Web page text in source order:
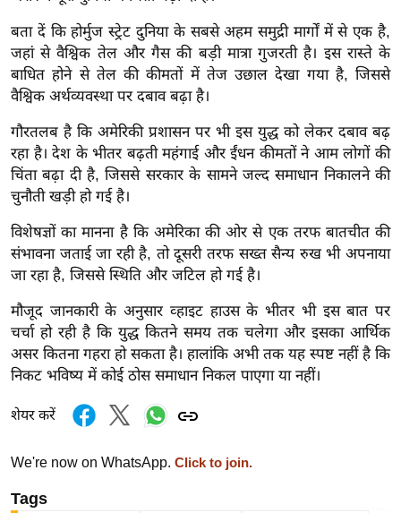
इं
डि
या
हि
त्य
ज
ग
त
ऑ
टो
व
र्ल्ड
न्यू
ज
ब्री
म
रं
बता दें कि होर्मुज स्ट्रेट दुनिया के सबसे अहम समुद्री मार्गों में से एक है,
जहां से वैश्विक तेल और गैस की बड़ी मात्रा गुजरती है। इस रास्ते के
बाधित होने से तेल की कीमतों में तेज उछाल देखा गया है, जिससे
वैश्विक अर्थव्यवस्था पर दबाव बढ़ा है।
गौरतलब है कि अमेरिकी प्रशासन पर भी इस युद्ध को लेकर दबाव बढ़
रहा है। देश के भीतर बढ़ती महंगाई और ईंधन कीमतों ने आम लोगों की
चिंता बढ़ा दी है, जिससे सरकार के सामने जल्द समाधान निकालने की
चुनौती खड़ी हो गई है।
विशेषज्ञों का मानना है कि अमेरिका की ओर से एक तरफ बातचीत की
संभावना जताई जा रही है, तो दूसरी तरफ सख्त सैन्य रुख भी अपनाया
जा रहा है, जिससे स्थिति और जटिल हो गई है।
मौजूद जानकारी के अनुसार व्हाइट हाउस के भीतर भी इस बात पर
चर्चा हो रही है कि युद्ध कितने समय तक चलेगा और इसका आर्थिक
असर कितना गहरा हो सकता है। हालांकि अभी तक यह स्पष्ट नहीं है कि
निकट भविष्य में कोई ठोस समाधान निकल पाएगा या नहीं।
शेयर करें
We're now on WhatsApp. Click to join.
Tags